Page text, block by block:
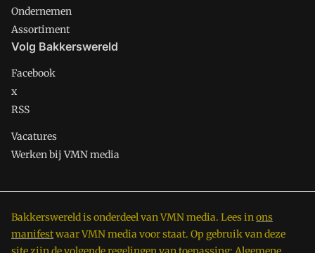
Ondernemen
Assortiment
Volg Bakkerswereld
Facebook
x
RSS
Vacatures
Werken bij VMN media
Bakkerswereld is onderdeel van VMN media. Lees inons
manifestwaar VMN media voor staat. Op gebruik van deze